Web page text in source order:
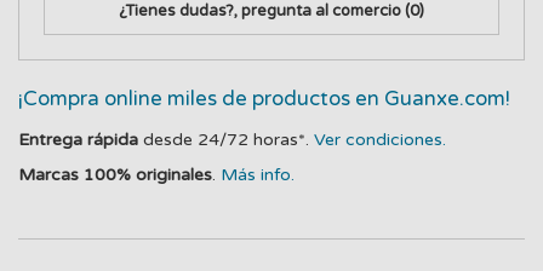
¿Tienes dudas?, pregunta al comercio(0)
¡Compra online miles de productos en Guanxe.com!
Entrega rápida desde 24/72 horas*. Ver condiciones.
Marcas 100% originales. Más info.